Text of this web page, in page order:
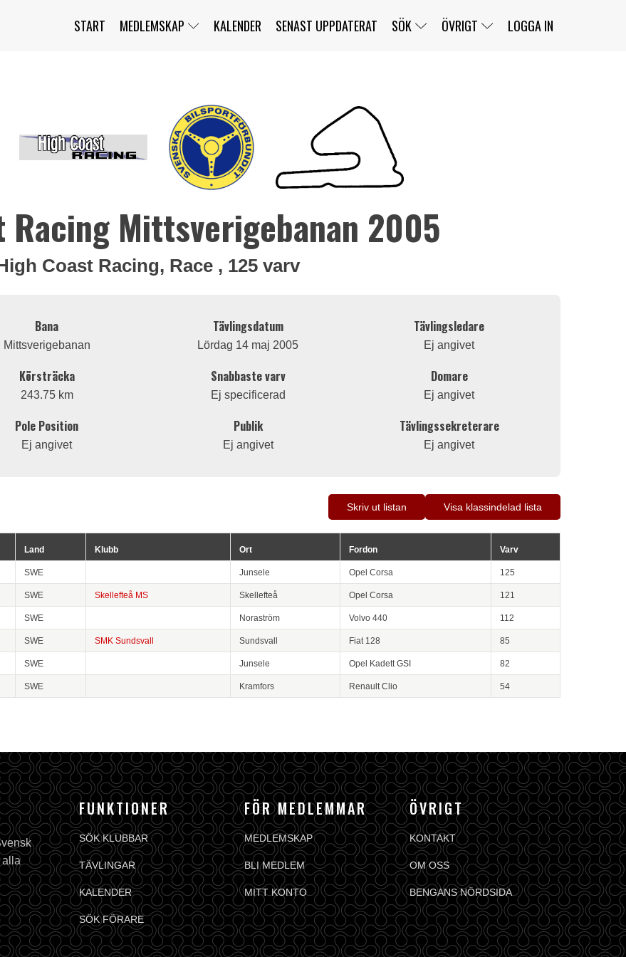
START MEDLEMSKAP KALENDER SENAST UPPDATERAT SÖK ÖVRIGT
KONTAKT
OM OSS
BENGANS NÖRDSIDA
LOGGA IN
Racing Mittsverigebanan 2005
Coast Racing, Race , 125 varv
Bana
Mittsverigebanan
Körsträcka
243.75 km
Pole Position
Ej angivet
Tävlingsdatum
Lördag 14 maj 2005
Snabbaste varv
Ej specificerad
Publik
Ej angivet
Tävlingsledare
Ej angivet
Domare
Ej angivet
Tävlingssekreterare
Ej angivet
Skriv ut listan Visa klassindelad lista
Land Klubb Ort Fordon Varv
SWE Junsele Opel Corsa 125
SWE Skellefteå MS Skellefteå Opel Corsa 121
SWE Noraström Volvo 440 112
SWE SMK Sundsvall Sundsvall Fiat 128 85
SWE Junsele Opel Kadett GSI 82
SWE Kramfors Renault Clio 54
alla
FUNKTIONER
SÖK KLUBBAR
TÄVLINGAR
KALENDER
SÖK FÖRARE
FÖR MEDLEMMAR
MEDLEMSKAP
BLI MEDLEM
MITT KONTO
ÖVRIGT
KONTAKT
OM OSS
BENGANS NÖRDSIDA